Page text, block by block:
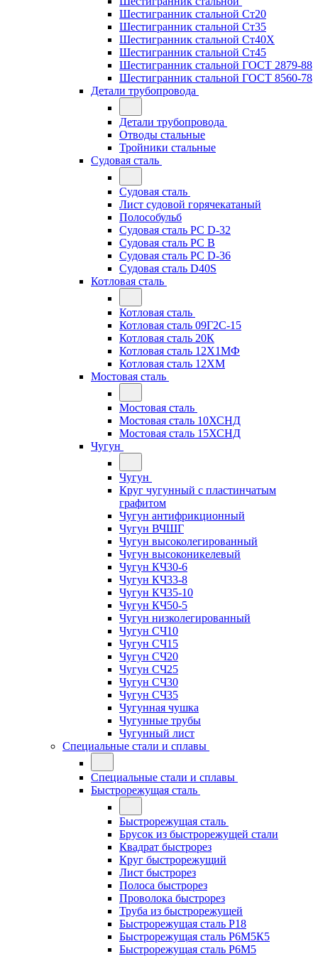
Шестигранник стальной Ст20
Шестигранник стальной Ст35
Шестигранник стальной Ст40Х
Шестигранник стальной Ст45
Шестигранник стальной ГОСТ 2879-88
Шестигранник стальной ГОСТ 8560-78
Детали трубопровода
Детали трубопровода
Отводы стальные
Тройники стальные
Судовая сталь
Судовая сталь
Лист судовой горячекатаный
Полособульб
Судовая сталь РС D-32
Судовая сталь РС В
Судовая сталь РС D-36
Судовая сталь D40S
Котловая сталь
Котловая сталь
Котловая сталь 09Г2С-15
Котловая сталь 20К
Котловая сталь 12Х1МФ
Котловая сталь 12ХМ
Мостовая сталь
Мостовая сталь
Мостовая сталь 10ХСНД
Мостовая сталь 15ХСНД
Чугун
Чугун
Круг чугунный с пластинчатым
графитом
Чугун антифрикционный
Чугун ВЧШГ
Чугун высоколегированный
Чугун высоконикелевый
Чугун КЧ30-6
Чугун КЧ33-8
Чугун КЧ35-10
Чугун КЧ50-5
Чугун низколегированный
Чугун СЧ10
Чугун СЧ15
Чугун СЧ20
Чугун СЧ25
Чугун СЧ30
Чугун СЧ35
Чугунная чушка
Чугунные трубы
Чугунный лист
Специальные стали и сплавы
Специальные стали и сплавы
Быстрорежущая сталь
Быстрорежущая сталь
Брусок из быстрорежущей стали
Квадрат быстрорез
Круг быстрорежущий
Лист быстрорез
Полоса быстрорез
Проволока быстрорез
Труба из быстрорежущей
Быстрорежущая сталь Р18
Быстрорежущая сталь Р6М5К5
Быстрорежущая сталь Р6М5